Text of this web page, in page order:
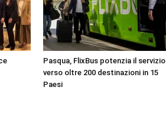
Pasqua, FlixBus potenzia il servizio
verso oltre 200 destinazioni in 15
Paesi